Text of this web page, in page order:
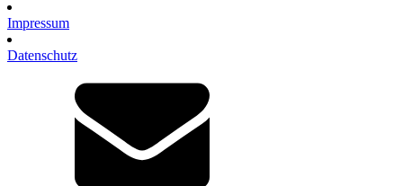
Impressum
Datenschutz